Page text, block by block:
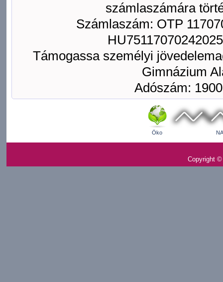
számlaszámára
Számlaszám: OTP
Támogassa személyi
Gimnázium
Adószám:
Öko
Copyright